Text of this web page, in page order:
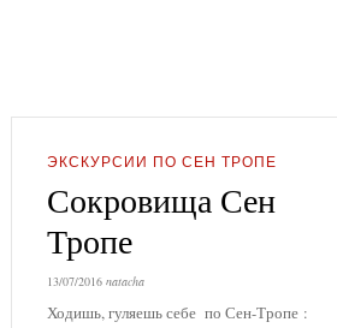
ЭКСКУРСИИ ПО СЕН ТРОПЕ
Сокровища Сен
Тропе
13/07/2016 natacha
Ходишь, гуляешь себе по Сен-Тропе :